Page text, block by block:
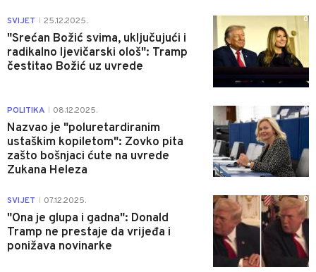
SVIJET 25.12.2025.
"Srećan Božić svima, uključujući i
radikalno ljevičarski ološ": Tramp
čestitao Božić uz uvrede
0
POLITIKA 08.12.2025.
Nazvao je "poluretardiranim
ustaškim kopiletom": Zovko pita
zašto bošnjaci ćute na uvrede
Zukana Heleza
0
SVIJET 07.12.2025.
"Ona je glupa i gadna": Donald
Tramp ne prestaje da vrijeđa i
ponižava novinarke
0